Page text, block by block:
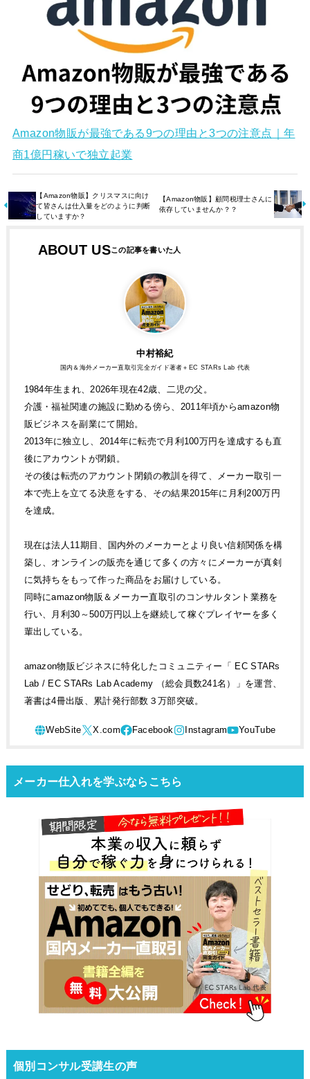
Amazon物販が最強である9つの理由と3つの注意点｜年
商1億円稼いで独立起業
【Amazon物販】クリスマスに向け
て皆さんは仕入量をどのように判断
していますか？
【Amazon物販】顧問税理士さんに
依存していませんか？？
ABOUT US
中村裕紀
国内＆海外メーカー直取引完全ガイド著者＋EC STARs Lab 代表
1984年生まれ、2026年現在42歳、二児の父。
介護・福祉関連の施設に勤める傍ら、2011年頃からamazon物
販ビジネスを副業にて開始。
2013年に独立し、2014年に転売で月利100万円を達成するも直
後にアカウントが閉鎖。
その後は転売のアカウント閉鎖の教訓を得て、メーカー取引一
本で売上を立てる決意をする、その結果2015年に月利200万円
を達成。
現在は法人11期目、国内外のメーカーとより良い信頼関係を構
築し、オンラインの販売を通じて多くの方々にメーカーが真剣
に気持ちをもって作った商品をお届けしている。
同時にamazon物販＆メーカー直取引のコンサルタント業務を
行い、月利30～500万円以上を継続して稼ぐプレイヤーを多く
輩出している。
amazon物販ビジネスに特化したコミュニティー「 EC STARs
Lab / EC STARs Lab Academy （総会員数241名）」を運営、
著書は4冊出版、累計発行部数３万部突破。
メーカー仕入れを学ぶならこちら
個別コンサル受講生の声